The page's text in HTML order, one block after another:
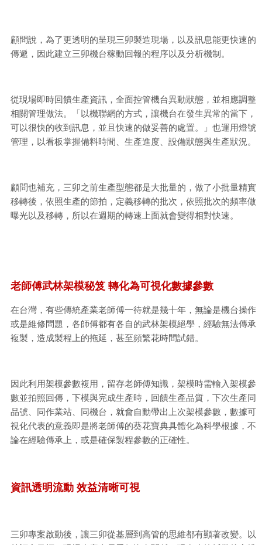
顧問說，為了更透明的呈現三卯製造現場，以及訊息能更快速的
傳遞，因此建立三卯機台稼動回報的程序以及分析機制。
從現場即時回饋生產資訊，全面控管機台異動狀態，並相應調整
相關管理做法。「以機聯網的方式，讓機台在發生異常的當下，
可以很快的收到訊息，並且快速的做妥善的處置。」也運用燈號
管理，以看板掌握備料時間、生產進度、設備狀態與生產狀況。
顧問也補充，三卯之前生產型態都是大批量的，做了小批量精實
移轉後，依照生產的節拍，定義移轉的批次，依照批次的頻率做
曝光以及移轉，所以在週期的轉速上面就會變得相對快速。
老師傅武林架模秘笈 轉化為可視化數據參數
在台灣，有些傳統產業老師傅一待就是幾十年，無論是機台操作
或是維修問題，各師傅都有各自的武林架模絕學，經驗無法傳承
複製，造成製程上的拖延，甚至頻繁花時間試錯。
因此利用架模參數複用，留存老師傅知識，架模時需輸入架模參
數並拍照回傳，下模與完成生產時，回饋生產品質，下次生產同
品號、同作業站、同機台，就會自動帶出上次架模參數，數據可
視化代表的意義即是將老師傅的葵花寶典具體化為科學根據，不
論在經驗傳承上，或是確保製程參數的正確性。
資訊透明流動 效益清晰可視
三卯專案啟動後，讓三卯從基層到高管的思維都有顯著改變。以